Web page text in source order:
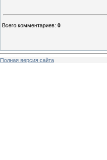
Всего комментариев: 0
Полная версия сайта